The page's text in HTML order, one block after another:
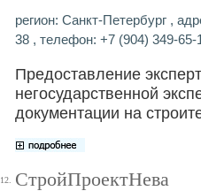
регион: Санкт-Петербург ,
38 , телефон: +7 (904) 349-
Предоставление
негосударственной
документации на
12. СтройПроектНева